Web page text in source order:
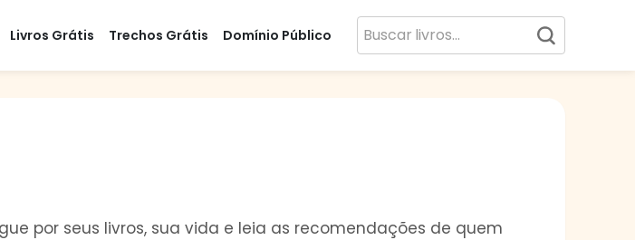
Livros Grátis Trechos Grátis Domínio Público
por seus livros, sua vida e leia as recomendações de quem